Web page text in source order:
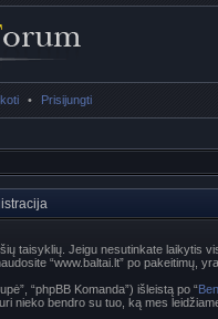
• Prisijungti
taisyklių. Jeigu nesutinkate
“www.baltai.lt” po pakeitimų,
“phpBB Komanda”) išleistą po “
bendro su tuo, ką mes